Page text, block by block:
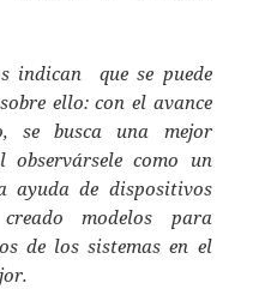
indican que se puede
ello: con el avance
se busca una mejor
observársele como un
ayuda de dispositivos
modelos para
de los sistemas en el